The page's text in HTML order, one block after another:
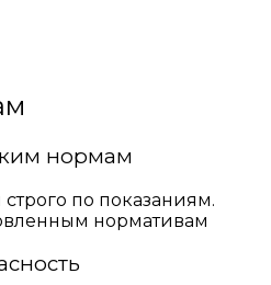
нормам
по показаниям.
нормативам